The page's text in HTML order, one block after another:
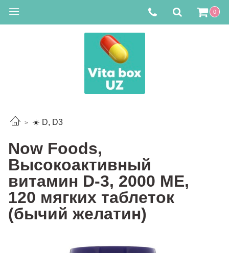
0
☀️ D, D3
Now Foods,
Высокоактивный
витамин D-3, 2000 МЕ,
120 мягких таблеток
(бычий желатин)